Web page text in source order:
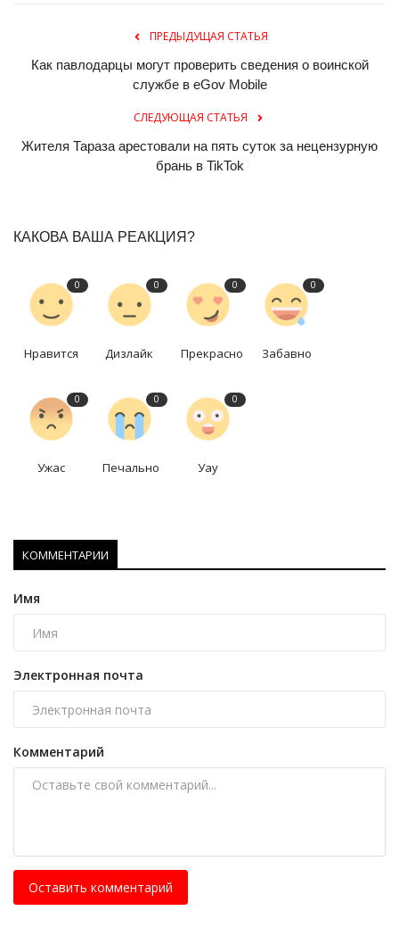
ПРЕДЫДУЩАЯ СТАТЬЯ
Как павлодарцы могут проверить сведения о воинской
службе в eGov Mobile
СЛЕДУЮЩАЯ СТАТЬЯ
Жителя Тараза арестовали на пять суток за нецензурную
брань в TikTok
КАКОВА ВАША РЕАКЦИЯ?
0
Нравится
0
Дизлайк
0
Прекрасно
0
Забавно
0
Ужас
0
Печально
0
Уау
КОММЕНТАРИИ
Имя
Электронная почта
Комментарий
Оставить комментарий